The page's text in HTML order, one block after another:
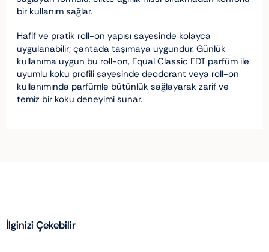
bir kullanım sağlar.
Hafif ve pratik roll-on yapısı sayesinde kolayca
uygulanabilir; çantada taşımaya uygundur. Günlük
kullanıma uygun bu roll-on, Equal Classic EDT parfüm ile
uyumlu koku profili sayesinde deodorant veya roll-on
kullanımında parfümle bütünlük sağlayarak zarif ve
temiz bir koku deneyimi sunar.
İlginizi Çekebilir